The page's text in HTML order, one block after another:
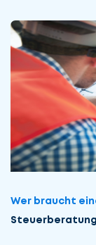
Wer braucht